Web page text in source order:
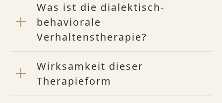
Was ist die dialektisch-
behaviorale
Verhaltenstherapie?
Wirksamkeit dieser
Therapieform